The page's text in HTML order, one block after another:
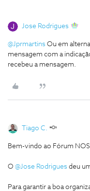
Jose Rodrigues
@Jprmartins Ou em
mensagem com a
recebeu a mensagem.
Tiago C.
Bem-vindo ao Fórum
O @Jose Rodrigues deu
Para garantir a boa